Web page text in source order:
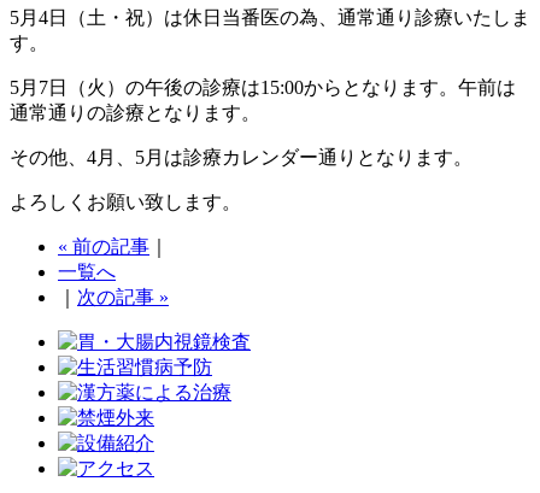
5月4日（土・祝）は休日当番医の為、通常通り診療いたしま
す。
5月7日（火）の午後の診療は15:00からとなります。午前は
通常通りの診療となります。
その他、4月、5月は診療カレンダー通りとなります。
よろしくお願い致します。
« 前の記事
一覧へ
次の記事 »